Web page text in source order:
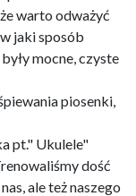
warto odważyć
jaki sposób
mocne, czyste
piosenki,
pt." Ukulele"
dość
ale też naszego